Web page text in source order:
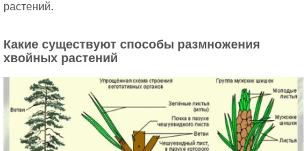
растений.
Какие существуют способы размножения
хвойных растений